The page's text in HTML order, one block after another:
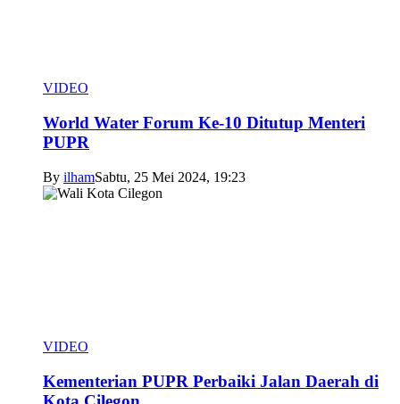
VIDEO
World Water Forum Ke-10 Ditutup Menteri
PUPR
By ilhamSabtu, 25 Mei 2024, 19:23
VIDEO
Kementerian PUPR Perbaiki Jalan Daerah di